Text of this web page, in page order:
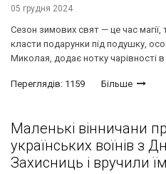
05 грудня 2024
Сезон зимових свят — це час магії,
класти подарунки під подушку,
Миколая, додає нотку чарівності в
Переглядів: 1159 Більше
Маленькі вінничани
українських воїнів з
Захисниць і вручили